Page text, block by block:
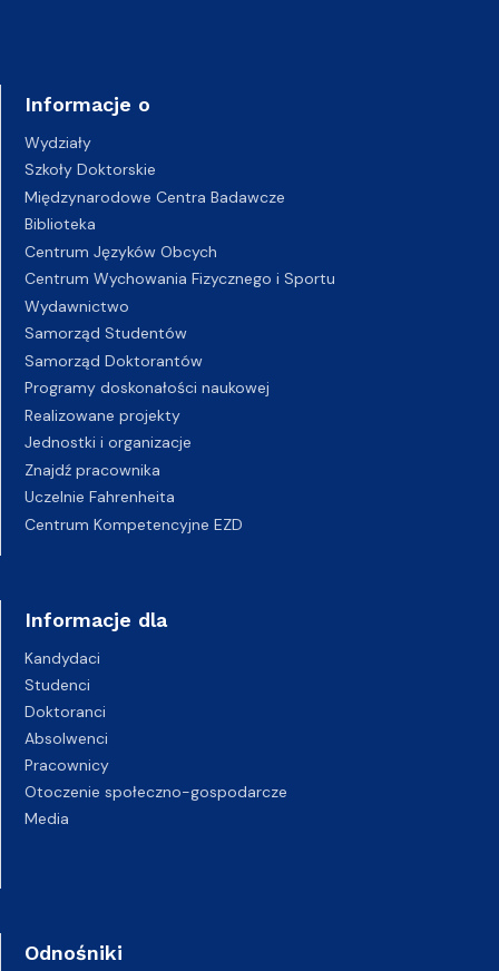
Informacje o
Wydziały
Szkoły Doktorskie
Międzynarodowe Centra Badawcze
Biblioteka
Centrum Języków Obcych
Centrum Wychowania Fizycznego i Sportu
Wydawnictwo
Samorząd Studentów
Samorząd Doktorantów
Programy doskonałości naukowej
Realizowane projekty
Jednostki i organizacje
Znajdź pracownika
Uczelnie Fahrenheita
Centrum Kompetencyjne EZD
Informacje dla
Kandydaci
Studenci
Doktoranci
Absolwenci
Pracownicy
Otoczenie społeczno-gospodarcze
Media
Odnośniki